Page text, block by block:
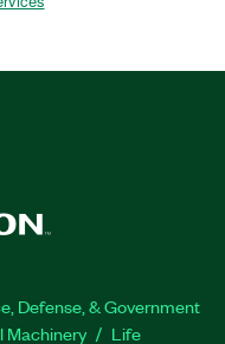
Defense, & Government
Machinery
Life